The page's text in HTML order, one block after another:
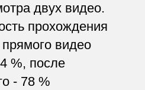
двух видео.
прохождения
видео
%, после
- 78 %